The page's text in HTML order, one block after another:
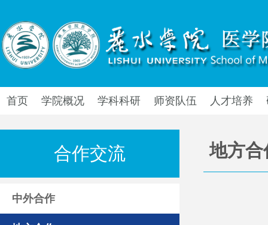
首页 学院概况 学科科研 师资队伍 人才培养
合作交流
中外合作
地方合